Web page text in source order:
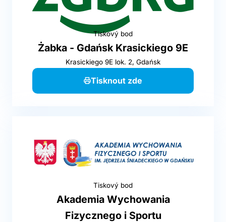
Tiskový bod
Żabka - Gdańsk Krasickiego 9E
Krasickiego 9E lok. 2, Gdańsk
Tisknout zde
Tiskový bod
Akademia Wychowania
Fizycznego i Sportu